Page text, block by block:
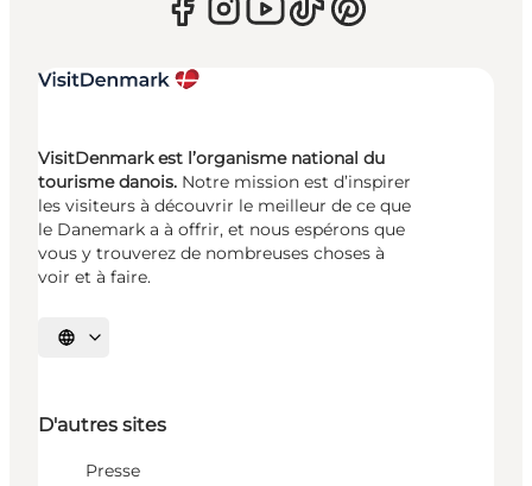
VisitDenmark est l’organisme national du
tourisme danois. Notre mission est d’inspirer
les visiteurs à découvrir le meilleur de ce que
le Danemark a à offrir, et nous espérons que
vous y trouverez de nombreuses choses à
voir et à faire.
Choisissez la langue
D'autres sites
Presse